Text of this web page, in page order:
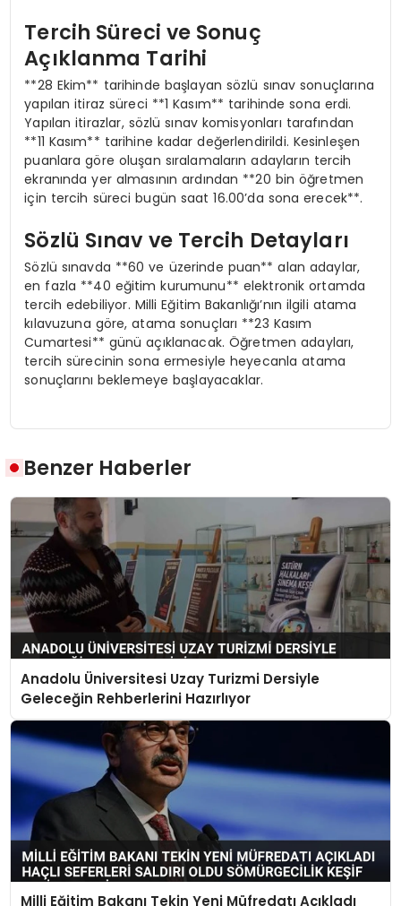
Tercih Süreci ve Sonuç
Açıklanma Tarihi
**28 Ekim** tarihinde başlayan sözlü sınav sonuçlarına
yapılan itiraz süreci **1 Kasım** tarihinde sona erdi.
Yapılan itirazlar, sözlü sınav komisyonları tarafından
**11 Kasım** tarihine kadar değerlendirildi. Kesinleşen
puanlara göre oluşan sıralamaların adayların tercih
ekranında yer almasının ardından **20 bin öğretmen
için tercih süreci bugün saat 16.00’da sona erecek**.
Sözlü Sınav ve Tercih Detayları
Sözlü sınavda **60 ve üzerinde puan** alan adaylar,
en fazla **40 eğitim kurumunu** elektronik ortamda
tercih edebiliyor. Milli Eğitim Bakanlığı’nın ilgili atama
kılavuzuna göre, atama sonuçları **23 Kasım
Cumartesi** günü açıklanacak. Öğretmen adayları,
tercih sürecinin sona ermesiyle heyecanla atama
sonuçlarını beklemeye başlayacaklar.
Benzer Haberler
Anadolu Üniversitesi Uzay Turizmi Dersiyle
Geleceğin Rehberlerini Hazırlıyor
Milli Eğitim Bakanı Tekin Yeni Müfredatı Açıkladı